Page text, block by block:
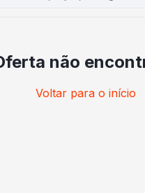
não
Voltar para o início